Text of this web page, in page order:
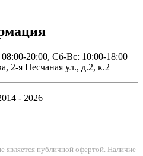
20:00, Сб-Вс: 10:00-18:00
2-я Песчаная ул., д.2, к.2
- 2026
публичной офертой. Наличие